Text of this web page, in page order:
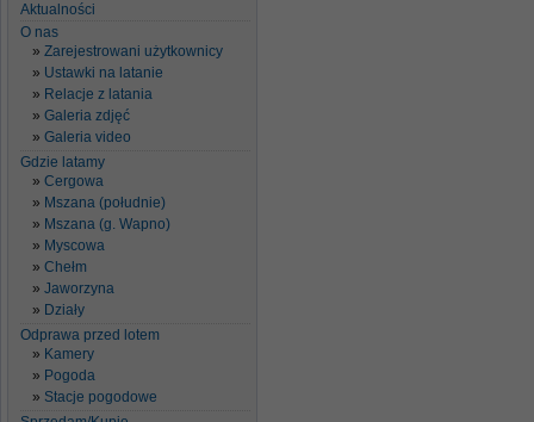
Aktualności
O nas
Zarejestrowani użytkownicy
Ustawki na latanie
Relacje z latania
Galeria zdjęć
Galeria video
Gdzie latamy
Cergowa
Mszana (południe)
Mszana (g. Wapno)
Myscowa
Chełm
Jaworzyna
Działy
Odprawa przed lotem
Kamery
Pogoda
Stacje pogodowe